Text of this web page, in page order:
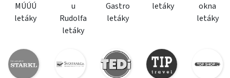
MÚÚÚ
letáky
u
Rudolfa
letáky
Gastro
letáky
letáky
okna
letáky